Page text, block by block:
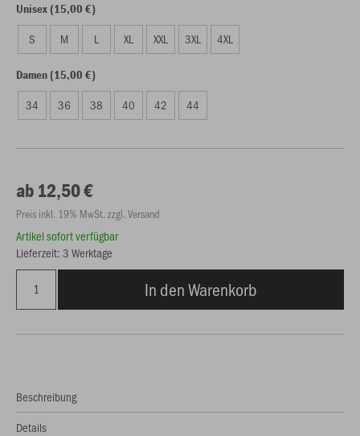
Unisex (15,00 €)
S M L XL XXL 3XL 4XL
Damen (15,00 €)
34 36 38 40 42 44
ab 12,50 €
Preis inkl. 19% MwSt. zzgl. Versand
Artikel sofort verfügbar
Lieferzeit: 3 Werktage
In den Warenkorb
Beschreibung
Details